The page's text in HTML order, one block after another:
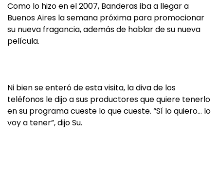
Como lo hizo en el 2007, Banderas iba a llegar a
Buenos Aires la semana próxima para promocionar
su nueva fragancia, además de hablar de su nueva
película.
Ni bien se enteró de esta visita, la diva de los
teléfonos le dijo a sus productores que quiere tenerlo
en su programa cueste lo que cueste. “Sí lo quiero… lo
voy a tener”, dijo Su.